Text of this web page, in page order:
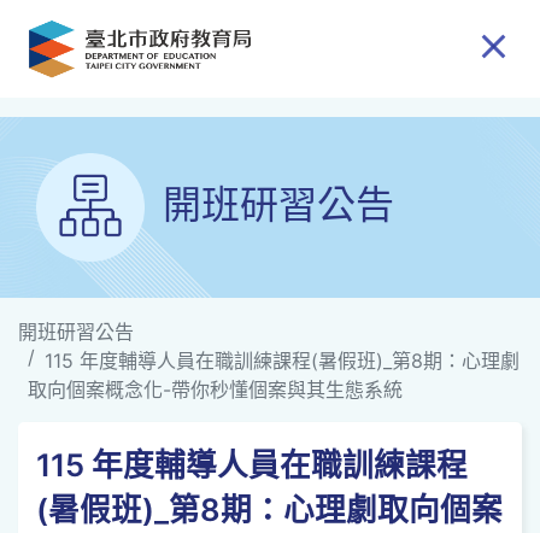
跳到主要內容
開班研習公告
開班研習公告
115 年度輔導人員在職訓練課程(暑假班)_第8期：心理劇
取向個案概念化-帶你秒懂個案與其生態系統
115 年度輔導人員在職訓練課程
(暑假班)_第8期：心理劇取向個案